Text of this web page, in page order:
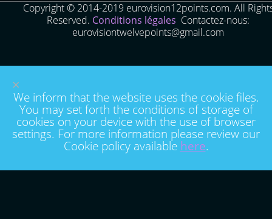
Copyright © 2014-2019 eurovision12points.com. All
Reserved. Conditions légales Contactez-nous:
eurovisiontwelvepoints@gmail.com
×
We inform that the website uses the cookie files.
You may set forth the conditions of storage of
cookies on your device with the use of browser
settings. For more information please review our
Cookie policy available here.